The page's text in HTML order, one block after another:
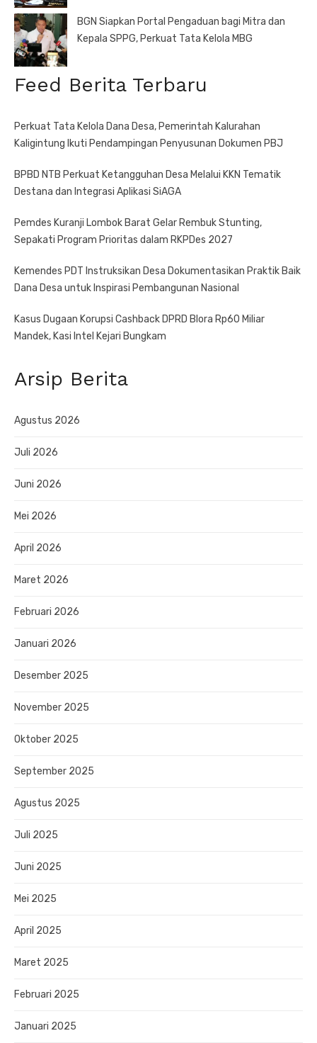
BGN Siapkan Portal Pengaduan bagi Mitra dan
Kepala SPPG, Perkuat Tata Kelola MBG
Feed Berita Terbaru
Perkuat Tata Kelola Dana Desa, Pemerintah Kalurahan
Kaligintung Ikuti Pendampingan Penyusunan Dokumen PBJ
BPBD NTB Perkuat Ketangguhan Desa Melalui KKN Tematik
Destana dan Integrasi Aplikasi SiAGA
Pemdes Kuranji Lombok Barat Gelar Rembuk Stunting,
Sepakati Program Prioritas dalam RKPDes 2027
Kemendes PDT Instruksikan Desa Dokumentasikan Praktik Baik
Dana Desa untuk Inspirasi Pembangunan Nasional
Kasus Dugaan Korupsi Cashback DPRD Blora Rp60 Miliar
Mandek, Kasi Intel Kejari Bungkam
Arsip Berita
Agustus 2026
Juli 2026
Juni 2026
Mei 2026
April 2026
Maret 2026
Februari 2026
Januari 2026
Desember 2025
November 2025
Oktober 2025
September 2025
Agustus 2025
Juli 2025
Juni 2025
Mei 2025
April 2025
Maret 2025
Februari 2025
Januari 2025